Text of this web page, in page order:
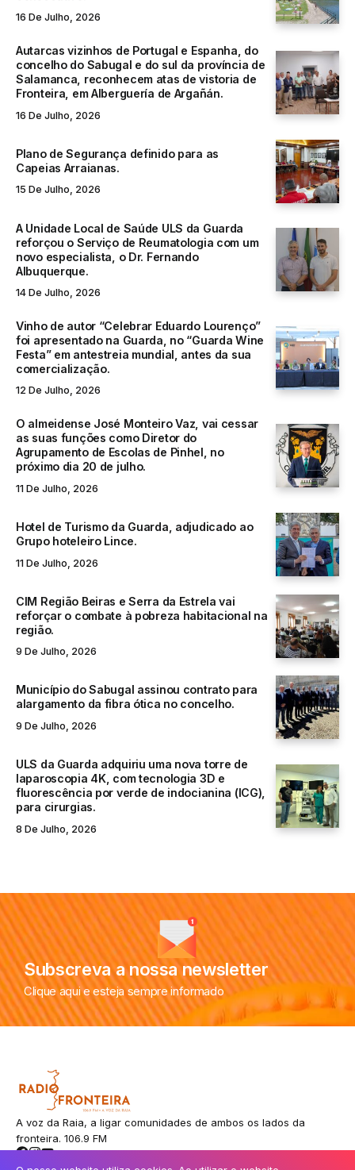
16 De Julho, 2026
Autarcas vizinhos de Portugal e Espanha, do
concelho do Sabugal e do sul da província de
Salamanca, reconhecem atas de vistoria de
Fronteira, em Alberguería de Argañán.
16 De Julho, 2026
Plano de Segurança definido para as
Capeias Arraianas.
15 De Julho, 2026
A Unidade Local de Saúde ULS da Guarda
reforçou o Serviço de Reumatologia com um
novo especialista, o Dr. Fernando
Albuquerque.
14 De Julho, 2026
Vinho de autor “Celebrar Eduardo Lourenço”
foi apresentado na Guarda, no “Guarda Wine
Festa” em antestreia mundial, antes da sua
comercialização.
12 De Julho, 2026
O almeidense José Monteiro Vaz, vai cessar
as suas funções como Diretor do
Agrupamento de Escolas de Pinhel, no
próximo dia 20 de julho.
11 De Julho, 2026
Hotel de Turismo da Guarda, adjudicado ao
Grupo hoteleiro Lince.
11 De Julho, 2026
CIM Região Beiras e Serra da Estrela vai
reforçar o combate à pobreza habitacional na
região.
9 De Julho, 2026
Município do Sabugal assinou contrato para
alargamento da fibra ótica no concelho.
9 De Julho, 2026
ULS da Guarda adquiriu uma nova torre de
laparoscopia 4K, com tecnologia 3D e
fluorescência por verde de indocianina (ICG),
para cirurgias.
8 De Julho, 2026
Subscreva a nossa newsletter
Clique aqui e esteja sempre informado
A voz da Raia, a ligar comunidades de ambos os lados da
fronteira. 106.9 FM